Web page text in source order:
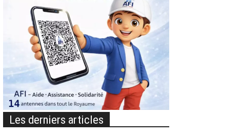
Les derniers articles